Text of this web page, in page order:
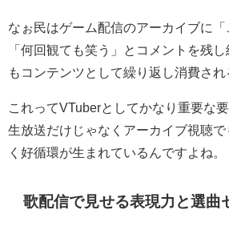
なぉ民はゲーム配信のアーカイブに「
「何回観ても笑う」とコメントを残
もコンテンツとして繰り返し消費され
これってVTuberとしてかなり重要な
生放送だけじゃなくアーカイブ視聴
く好循環が生まれているんですよね。
歌配信で見せる表現力と選曲